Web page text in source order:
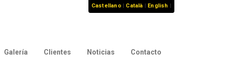
Castellano| Català | English |
Galería Clientes Noticias Contacto